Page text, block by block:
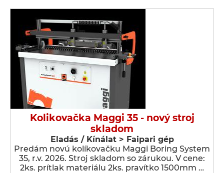
Kolikovačka Maggi 35 - nový stroj
skladom
Eladás / Kínálat > Faipari gép
Predám novú kolíkovačku Maggi Boring System
35, r.v. 2026. Stroj skladom so zárukou. V cene:
2ks. prítlak materiálu 2ks. pravítko 1500mm …